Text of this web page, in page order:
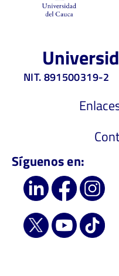
NIT. 891500319-2
Síguenos en: